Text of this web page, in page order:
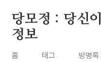
당모정 : 당신
정보
홈 태그 방명록